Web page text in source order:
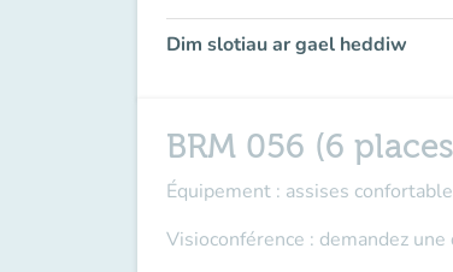
Dim slotiau ar gael heddiw
BRM 056 (6
Équipement : assises
Visioconférence : demandez